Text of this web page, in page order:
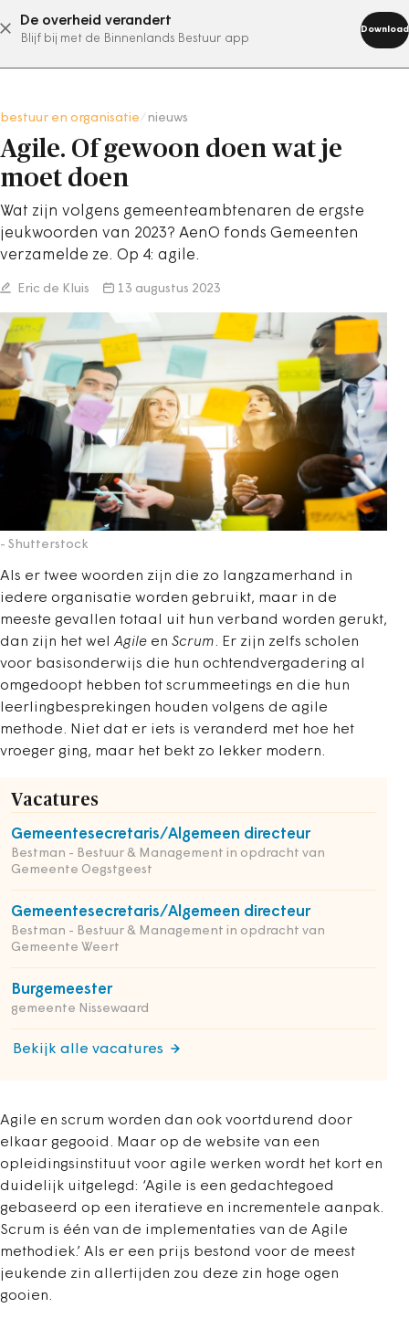
De overheid verandert
Blijf bij met de Binnenlands Bestuur app
Download
abonneer nu
bestuur en organisatie nieuws
Agile. Of gewoon doen wat je
moet doen
Wat zijn volgens gemeenteambtenaren de ergste
jeukwoorden van 2023? AenO fonds Gemeenten
verzamelde ze. Op 4: agile.
Eric de Kluis 13 augustus 2023
- Shutterstock
Als er twee woorden zijn die zo langzamerhand in
iedere organisatie worden gebruikt, maar in de
meeste gevallen totaal uit hun verband worden gerukt,
dan zijn het wel Agile en Scrum. Er zijn zelfs scholen
voor basisonderwijs die hun ochtendvergadering al
omgedoopt hebben tot scrummeetings en die hun
leerlingbesprekingen houden volgens de agile
methode. Niet dat er iets is veranderd met hoe het
vroeger ging, maar het bekt zo lekker modern.
Vacatures
Gemeentesecretaris/Algemeen directeur
Bestman - Bestuur & Management in opdracht van
Gemeente Oegstgeest
Gemeentesecretaris/Algemeen directeur
Bestman - Bestuur & Management in opdracht van
Gemeente Weert
Burgemeester
gemeente Nissewaard
Bekijk alle vacatures
Agile en scrum worden dan ook voortdurend door
elkaar gegooid. Maar op de website van een
opleidingsinstituut voor agile werken wordt het kort en
duidelijk uitgelegd: ‘Agile is een gedachtegoed
gebaseerd op een iteratieve en incrementele aanpak.
Scrum is één van de implementaties van de Agile
methodiek.’ Als er een prijs bestond voor de meest
jeukende zin allertijden zou deze zin hoge ogen
gooien.